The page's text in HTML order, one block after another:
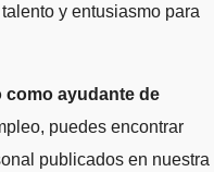
y entusiasmo para
ayudante de
puedes encontrar
publicados en nuestra